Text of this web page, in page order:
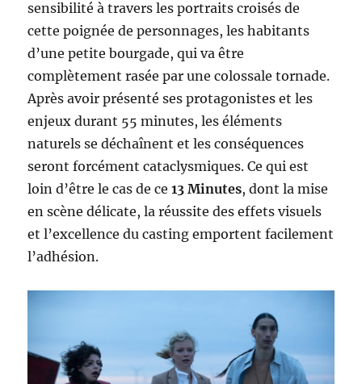
sensibilité à travers les portraits croisés de
cette poignée de personnages, les habitants
d’une petite bourgade, qui va être
complètement rasée par une colossale tornade.
Après avoir présenté ses protagonistes et les
enjeux durant 55 minutes, les éléments
naturels se déchaînent et les conséquences
seront forcément cataclysmiques. Ce qui est
loin d’être le cas de ce13 Minutes, dont la mise
en scène délicate, la réussite des effets visuels
et l’excellence du casting emportent facilement
l’adhésion.